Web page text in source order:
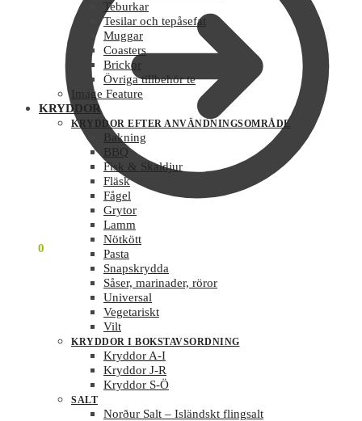
0
Teburkar
Tesilar och tepåsefat
Muggar
Coasters
Brickor
Övriga tillbehör te
Image Feature
KRYDDOR
KRYDDOR EFTER ANVÄNDNINGSOMRÅDE
Bakning
BBQ
Fisk & Skaldjur
Fläsk
Fågel
Grytor
Lamm
Nötkött
Pasta
Snapskrydda
Såser, marinader, röror
Universal
Vegetariskt
Vilt
KRYDDOR I BOKSTAVSORDNING
Kryddor A-I
Kryddor J-R
Kryddor S-Ö
SALT
Norður Salt – Isländskt flingsalt